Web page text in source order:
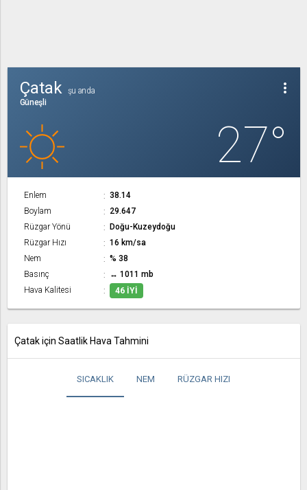
more_vert
Çatak
şu anda
Güneşli
27°
Enlem
38.14
Boylam
29.647
Rüzgar Yönü
Doğu-Kuzeydoğu
Rüzgar Hızı
16 km/sa
Nem
% 38
Basınç
↔ 1011 mb
Hava Kalitesi
46 İYI
Çatak için Saatlik Hava Tahmini
SICAKLIK NEM RÜZGAR HIZI